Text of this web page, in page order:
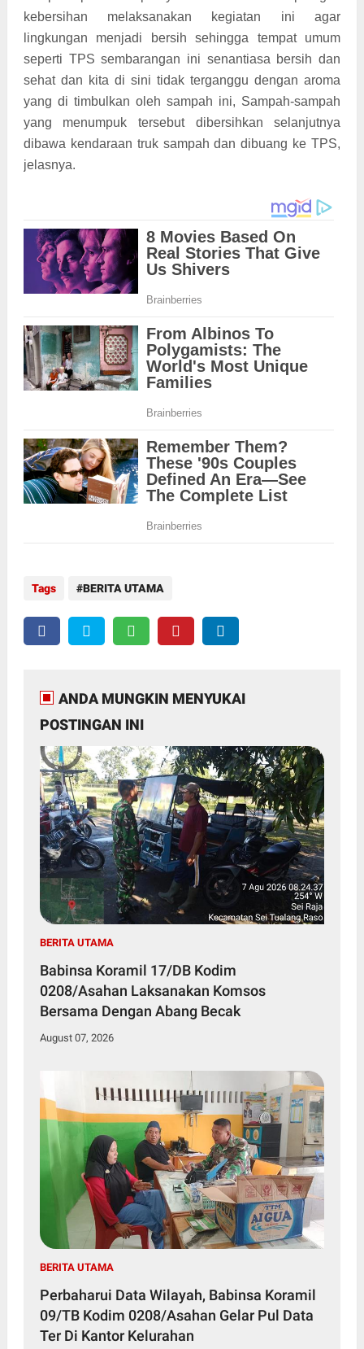
kebersihan melaksanakan kegiatan ini agar
lingkungan menjadi bersih sehingga tempat umum
seperti TPS sembarangan ini senantiasa bersih dan
sehat dan kita di sini tidak terganggu dengan aroma
yang di timbulkan oleh sampah ini, Sampah-sampah
yang menumpuk tersebut dibersihkan selanjutnya
dibawa kendaraan truk sampah dan dibuang ke TPS,
jelasnya.
Tags BERITA UTAMA
ANDA MUNGKIN MENYUKAI
POSTINGAN INI
BERITA UTAMA
Babinsa Koramil 17/DB Kodim
0208/Asahan Laksanakan Komsos
Bersama Dengan Abang Becak
August 07, 2026
BERITA UTAMA
Perbaharui Data Wilayah, Babinsa Koramil
09/TB Kodim 0208/Asahan Gelar Pul Data
Ter Di Kantor Kelurahan